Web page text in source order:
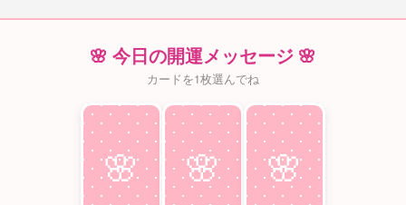
🌸 今日の開運メッセージ 🌸
カードを1枚選んでね
🌸
♥ 🌸
♥ 🌸
♥